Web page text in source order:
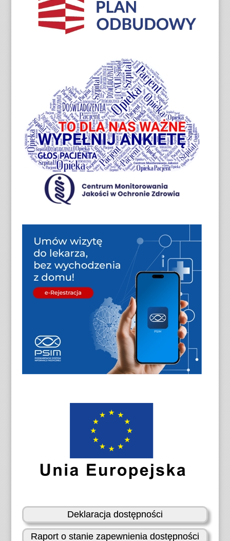
Deklaracja dostępności
Raport o stanie zapewnienia dostępności